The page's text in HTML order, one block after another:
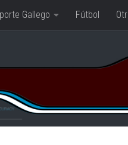
Gallego Fútbol